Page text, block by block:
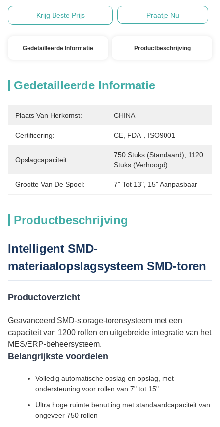
Krijg Beste Prijs Praatje Nu
Gedetailleerde Informatie Productbeschrijving
Gedetailleerde Informatie
Plaats Van Herkomst: CHINA
Certificering: CE, FDA，ISO9001
Opslagcapaciteit:
750 Stuks (standaard), 1120
Stuks (verhoogd)
Grootte Van De Spoel: 7" Tot 13", 15" Aanpasbaar
Productbeschrijving
Intelligent SMD-
materiaalopslagsysteem SMD-toren
Productoverzicht
Geavanceerd SMD-storage-torensysteem met een
capaciteit van 1200 rollen en uitgebreide integratie van het
MES/ERP-beheersysteem.
Belangrijkste voordelen
Volledig automatische opslag en opslag, met
ondersteuning voor rollen van 7" tot 15"
Ultra hoge ruimte benutting met standaardcapaciteit van
ongeveer 750 rollen